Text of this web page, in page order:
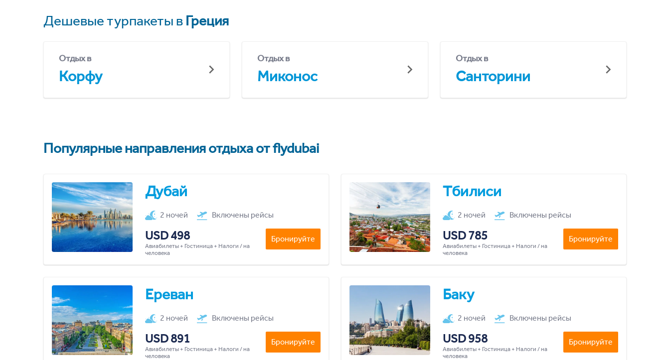
Дешевые турпакеты в Греция
Отдых в
Корфу
Отдых в
Миконос
Отдых в
Санторини
Популярные направления отдыха от flydubai
Дубай
2 ночей Включены рейсы
USD 498
Авиабилеты + Гостиница + Налоги / на
человека
Бронируйте
Тбилиси
2 ночей Включены рейсы
USD 785
Авиабилеты + Гостиница + Налоги / на
человека
Бронируйте
Ереван
2 ночей Включены рейсы
USD 891
Авиабилеты + Гостиница + Налоги / на
человека
Бронируйте
Баку
2 ночей Включены рейсы
USD 958
Авиабилеты + Гостиница + Налоги / на
человека
Бронируйте